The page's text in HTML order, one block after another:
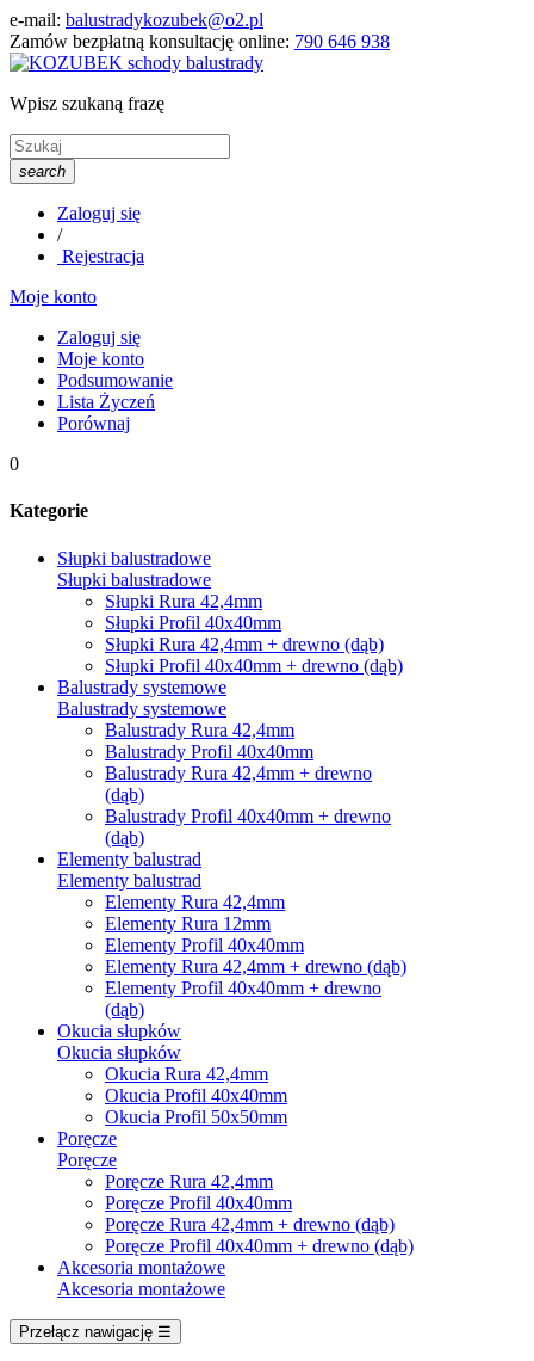
e-mail: balustradykozubek@o2.pl
Zamów bezpłatną konsultację online: 790 646 938
Wpisz szukaną frazę
search
Zaloguj się
/
Rejestracja
Moje konto
Zaloguj się
Moje konto
Podsumowanie
Lista Życzeń
Porównaj
0
Kategorie
Słupki balustradowe
Słupki balustradowe
Słupki Rura 42,4mm
Słupki Profil 40x40mm
Słupki Rura 42,4mm + drewno (dąb)
Słupki Profil 40x40mm + drewno (dąb)
Balustrady systemowe
Balustrady systemowe
Balustrady Rura 42,4mm
Balustrady Profil 40x40mm
Balustrady Rura 42,4mm + drewno
(dąb)
Balustrady Profil 40x40mm + drewno
(dąb)
Elementy balustrad
Elementy balustrad
Elementy Rura 42,4mm
Elementy Rura 12mm
Elementy Profil 40x40mm
Elementy Rura 42,4mm + drewno (dąb)
Elementy Profil 40x40mm + drewno
(dąb)
Okucia słupków
Okucia słupków
Okucia Rura 42,4mm
Okucia Profil 40x40mm
Okucia Profil 50x50mm
Poręcze
Poręcze
Poręcze Rura 42,4mm
Poręcze Profil 40x40mm
Poręcze Rura 42,4mm + drewno (dąb)
Poręcze Profil 40x40mm + drewno (dąb)
Akcesoria montażowe
Akcesoria montażowe
Przełącz nawigację ☰